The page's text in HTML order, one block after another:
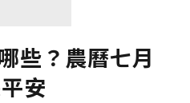
些？農曆七月
安